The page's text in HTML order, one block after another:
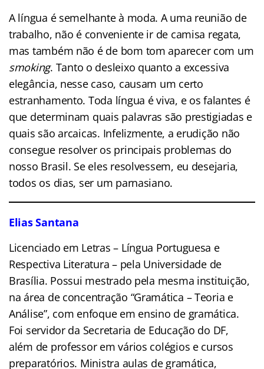
A língua é semelhante à moda. A uma reunião de
trabalho, não é conveniente ir de camisa regata,
mas também não é de bom tom aparecer com um
smoking. Tanto o desleixo quanto a excessiva
elegância, nesse caso, causam um certo
estranhamento. Toda língua é viva, e os falantes é
que determinam quais palavras são prestigiadas e
quais são arcaicas. Infelizmente, a erudição não
consegue resolver os principais problemas do
nosso Brasil. Se eles resolvessem, eu desejaria,
todos os dias, ser um parnasiano.
Elias Santana
Licenciado em Letras – Língua Portuguesa e
Respectiva Literatura – pela Universidade de
Brasília. Possui mestrado pela mesma instituição,
na área de concentração “Gramática – Teoria e
Análise”, com enfoque em ensino de gramática.
Foi servidor da Secretaria de Educação do DF,
além de professor em vários colégios e cursos
preparatórios. Ministra aulas de gramática,